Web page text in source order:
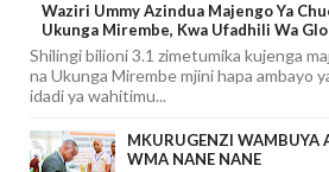
Waziri Ummy Azindua Majengo Ya
Ukunga Mirembe, Kwa Ufadhili Wa
Shilingi bilioni 3.1 zimetumika kujenga
na Ukunga Mirembe mjini hapa ambayo
idadi ya wahitimu...
MKURUGENZI WAMBUYA
WMA NANE NANE